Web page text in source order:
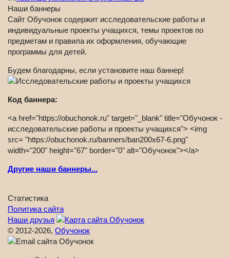
Наши баннеры
Сайт Обучонок содержит исследовательские работы и
индивидуальные проекты учащихся, темы проектов по
предметам и правила их оформления, обучающие
программы для детей.
Будем благодарны, если установите наш баннер!
Код баннера:
<a href="https://obuchonok.ru" target="_blank" title="Обучонок -
исследовательские работы и проекты учащихся"> <img
src= "https://obuchonok.ru/banners/ban200x67-6.png"
width="200" height="67" border="0" alt="Обучонок"></a>
Другие наши баннеры...
Статистика
Политика сайта
Наши друзья
© 2012-2026, Обучонок